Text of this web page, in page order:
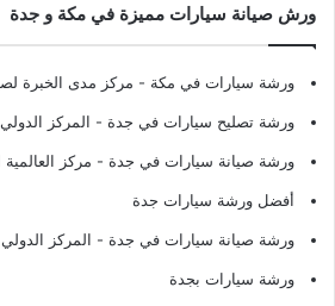
ورش صيانة سيارات مميزة في مكة و جدة
ورشة سيارات في مكة - مركز مدى الخبرة
ورشة تصليح سيارات في جدة - المركز
ورشة صيانة سيارات في جدة - مركز
أفضل ورشة سيارات جدة
ورشة صيانة سيارات في جدة - المركز الدولي
ورشة سيارات بجدة